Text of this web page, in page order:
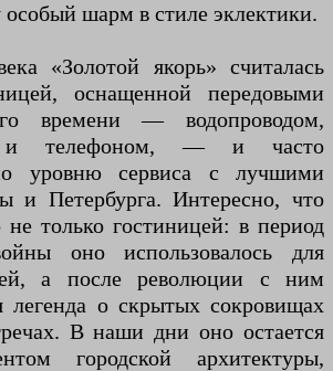
особый шарм в стиле эклектики.
«Золотой якорь» считалась
оснащенной передовыми
времени — водопроводом,
и телефоном, — и часто
уровню сервиса с лучшими
и Петербурга. Интересно, что
не только гостиницей: в период
оно использовалось для
а после революции с ним
легенда о скрытых сокровищах
В наши дни оно остается
городской архитектуры,